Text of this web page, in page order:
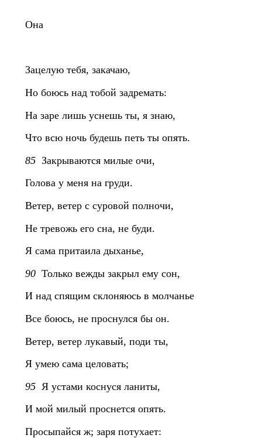
Она
Зацелую тебя, закачаю,
Но боюсь над тобой задремать:
На заре лишь уснешь ты, я знаю,
Что всю ночь будешь петь ты опять.
85Закрываются милые очи,
Голова у меня на груди.
Ветер, ветер с суровой полночи,
Не тревожь его сна, не буди.
Я сама притаила дыханье,
90Только вежды закрыл ему сон,
И над спящим склоняюсь в молчанье
Все боюсь, не проснулся бы он.
Ветер, ветер лукавый, поди ты,
Я умею сама целовать;
95Я устами коснуся ланиты,
И мой милый проснется опять.
Просыпайся ж; заря потухает: